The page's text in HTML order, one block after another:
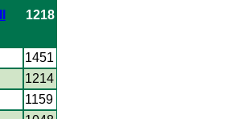
1218
1451
1214
1159